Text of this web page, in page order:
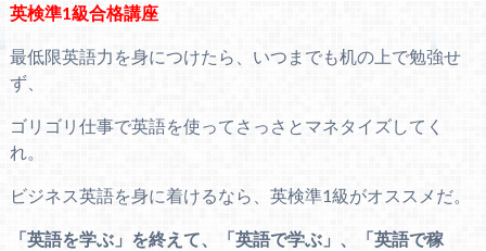
英検準1級合格講座
最低限英語力を身につけたら、いつまでも机の上で勉強せ
ず、
ゴリゴリ仕事で英語を使ってさっさとマネタイズしてく
れ。
ビジネス英語を身に着けるなら、英検準1級がオススメだ。
「英語を学ぶ」を終えて、「英語で学ぶ」、「英語で稼